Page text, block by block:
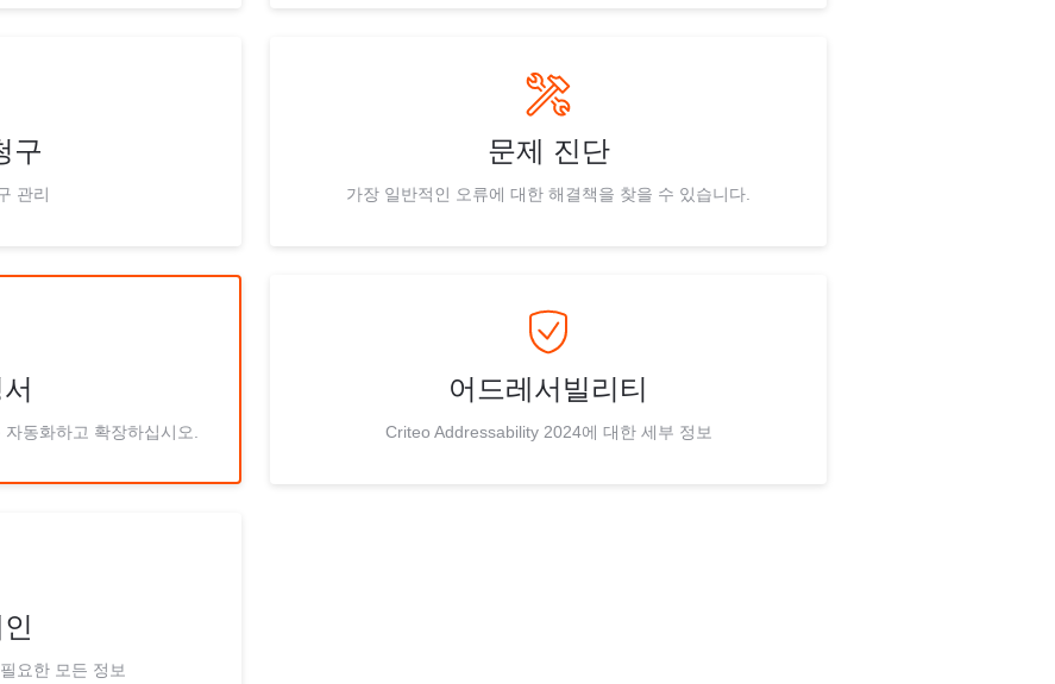
구
관리
문제 진단
가장 일반적인 오류에 대한 해결책을 찾을 수 있습니다.
동화하고 확장하십시오.
어드레서빌리티
Criteo Addressability 2024에 대한 세부 정보
요한 모든 정보